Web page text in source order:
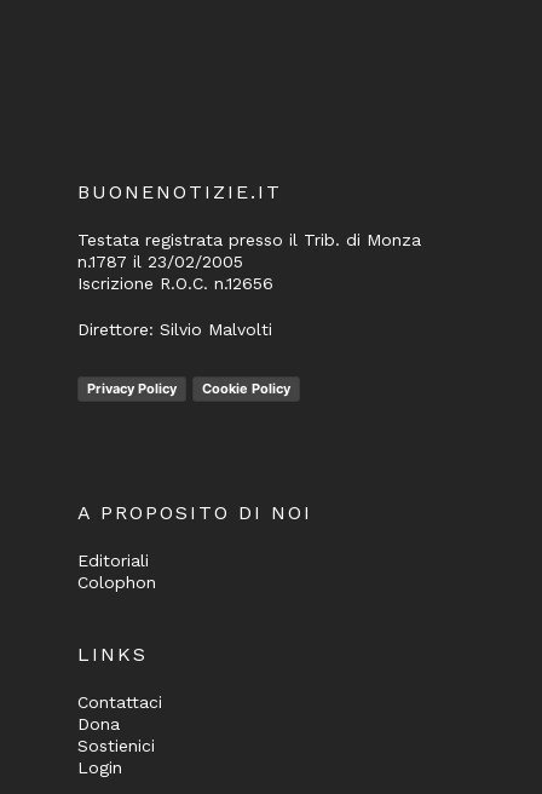
BUONENOTIZIE.IT
Testata registrata presso il Trib. di Monza
n.1787 il 23/02/2005
Iscrizione R.O.C. n.12656
Direttore: Silvio Malvolti
Privacy Policy Cookie Policy
A PROPOSITO DI NOI
Editoriali
Colophon
LINKS
Contattaci
Dona
Sostienici
Login